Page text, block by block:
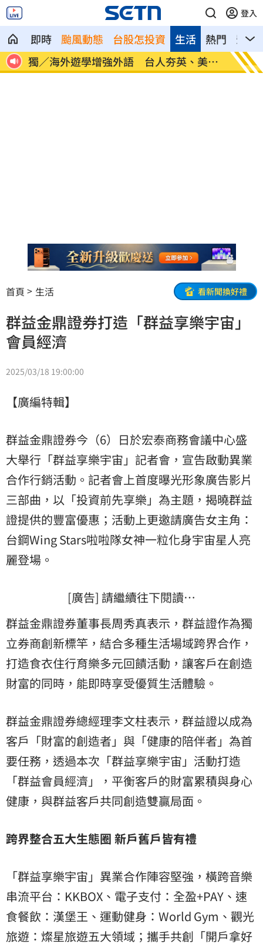
登入
即時 颱風動態 台股怎投資 熱門 影音
生活
30
獨／海外遊學增強外語 台人夯英、美、
加
長尾
因
首頁 生活 看新聞換好禮
群益金鼎證券打造「群益享樂宇宙」
會員經濟
2025/03/18 19:00:00
【廣編特輯】
群益金鼎證券今（6）日於宏泰商務會議中心盛
大舉行「群益享樂宇宙」記者會，宣告啟動異業
合作行銷活動。記者會上首度曝光形象廣告影片
三部曲，以「投資前先享樂」為主題，揭曉群益
證提供的豐富優惠；活動上更邀請廣告女主角：
台鋼Wing Stars啦啦隊女神一粒化身宇宙星人亮
麗登場。
[廣告] 請繼續往下閱讀…
群益金鼎證券董事長周秀真表示，群益證作為獨
立券商創新標竿，結合多種生活場域跨界合作，
打造食衣住行育樂多元回饋活動，讓客戶在創造
財富的同時，能即時享受優質生活體驗。
群益金鼎證券總經理李文柱表示，群益證以成為
客戶「財富的創造者」與「健康的陪伴者」為首
要任務，透過本次「群益享樂宇宙」活動打造
「群益會員經濟」，平衡客戶的財富累積與身心
健康，與群益客戶共同創造雙贏局面。
跨界整合五大生態圈 新戶舊戶皆有禮
「群益享樂宇宙」異業合作陣容堅強，橫跨音樂
串流平台：KKBOX、電子支付：全盈+PAY、速
食餐飲：漢堡王、運動健身：World Gym、觀光
旅遊：燦星旅遊五大領域；攜手共創「開戶拿好